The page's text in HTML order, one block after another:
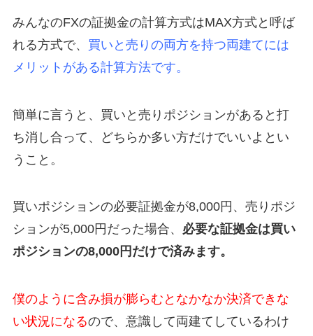
みんなのFXの証拠金の計算方式はMAX方式と呼ば
れる方式で、 買いと売りの両方を持つ両建てには
メリットがある計算方法です。
簡単に言うと、買いと売りポジションがあると打
ち消し合って、どちらか多い方だけでいいよとい
うこと。
買いポジションの必要証拠金が8,000円、売りポジ
ションが5,000円だった場合、 必要な証拠金は買い
ポジションの8,000円だけで済みます。
僕のように含み損が膨らむとなかなか決済できな
い状況になるので、意識して両建てしているわけ